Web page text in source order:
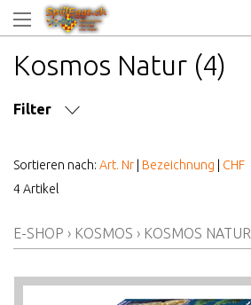
Kosmos Natur (4)
Filter
AB WELCHEM ALTER
ALTER AB
PREIS VON BIS
Sortieren nach: Art. Nr Bezeichnung
CHF
4 Artikel
E-SHOP › KOSMOS › KOSMOS NATUR